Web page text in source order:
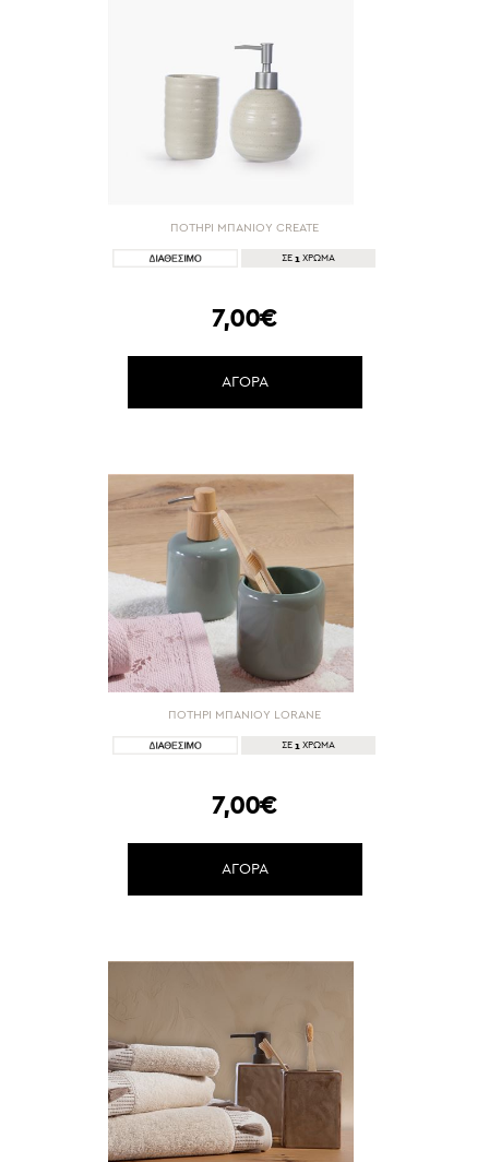
ΠΟΤΗΡΙ ΜΠΑΝΙΟΥ CREATE
ΣΕ 1 ΧΡΩΜΑ
7,00€
ΑΓΟΡΑ
ΠΟΤΗΡΙ ΜΠΑΝΙΟΥ LORANE
ΣΕ 1 ΧΡΩΜΑ
7,00€
ΑΓΟΡΑ